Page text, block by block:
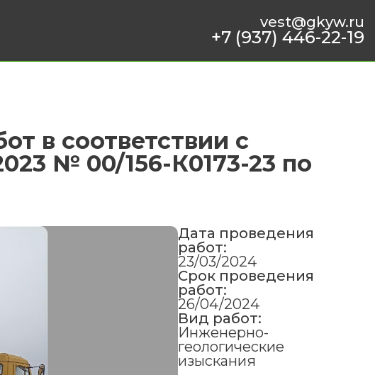
vest@gkyw.ru
+7 (937) 446-22-19
в соответствии с
№ 00/156-К0173-23 по
Дата проведения
работ:
23/03/2024
Срок проведения
работ:
26/04/2024
Вид работ:
Инженерно-
геологические
изыскания